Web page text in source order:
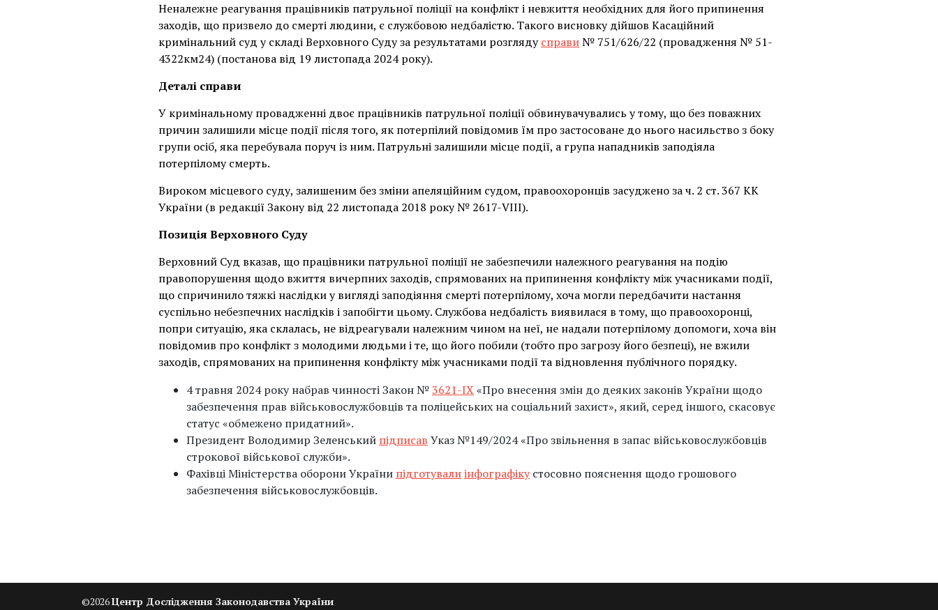
Неналежне реагування працівників патрульної поліції на конфлікт і невжиття необхідних для його припинення
заходів, що призвело до смерті людини, є службовою недбалістю. Такого висновку дійшов Касаційний
кримінальний суд у складі Верховного Суду за результатами розглядусправи№ 751/626/22 (провадження № 51-
4322км24) (постанова від 19 листопада 2024 року).
Деталі справи
У кримінальному провадженні двоє працівників патрульної поліції обвинувачувались у тому, що без поважних
причин залишили місце події після того, як потерпілий повідомив їм про застосоване до нього насильство з боку
групи осіб, яка перебувала поруч із ним. Патрульні залишили місце події, а група нападників заподіяла
потерпілому смерть.
Вироком місцевого суду, залишеним без зміни апеляційним судом, правоохоронців засуджено за ч. 2 ст. 367 КК
України (в редакції Закону від 22 листопада 2018 року № 2617-VIII).
Позиція Верховного Суду
Верховний Суд вказав, що працівники патрульної поліції не забезпечили належного реагування на подію
правопорушення щодо вжиття вичерпних заходів, спрямованих на припинення конфлікту між учасниками події,
що спричинило тяжкі наслідки у вигляді заподіяння смерті потерпілому, хоча могли передбачити настання
суспільно небезпечних наслідків і запобігти цьому. Службова недбалість виявилася в тому, що правоохоронці,
попри ситуацію, яка склалась, не відреагували належним чином на неї, не надали потерпілому допомоги, хоча він
повідомив про конфлікт з молодими людьми і те, що його побили (тобто про загрозу його безпеці), не вжили
заходів, спрямованих на припинення конфлікту між учасниками події та відновлення публічного порядку.
4 травня 2024 року набрав чинності Закон №3621-IX«Про внесення змін до деяких законів України щодо
забезпечення прав військовослужбовців та поліцейських на соціальний захист», який, серед іншого, скасовує
статус «обмежено придатний».
Президент Володимир Зеленський підписав Указ №149/2024 «Про звільнення в запас військовослужбовців
строкової військової служби».
Фахівці Міністерства оборони України підготувалиінфографіку стосовно пояснення щодо грошового
забезпечення військовослужбовців.
©2026Центр Дослідження Законодавства України